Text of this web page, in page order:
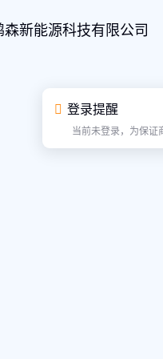
森新能源科技有限公司
登录提醒
当前未登录，为保证